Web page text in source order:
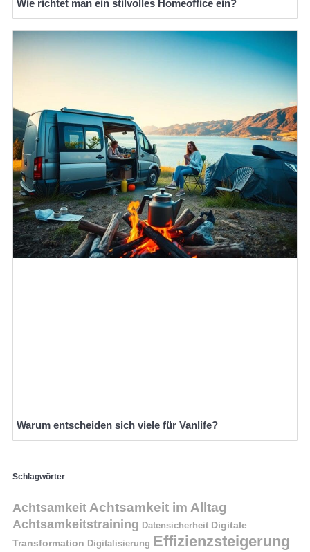
Wie richtet man ein stilvolles Homeoffice ein?
Warum entscheiden sich viele für Vanlife?
Schlagwörter
Achtsamkeit Achtsamkeit im Alltag
Achtsamkeitstraining Datensicherheit Digitale
Transformation Digitalisierung Effizienzsteigerung